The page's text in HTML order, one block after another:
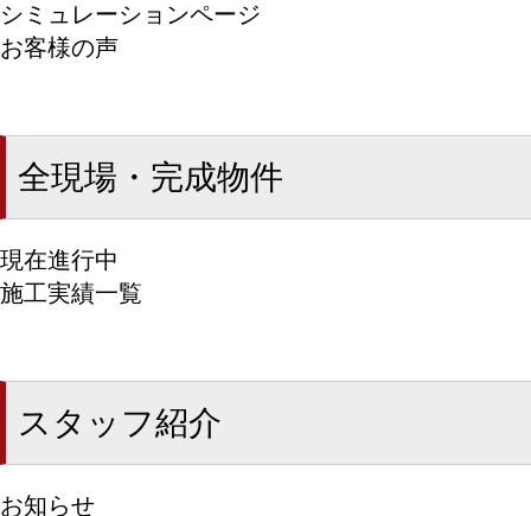
シミュレーションページ
お客様の声
全現場・完成物件
現在進行中
施工実績一覧
スタッフ紹介
お知らせ